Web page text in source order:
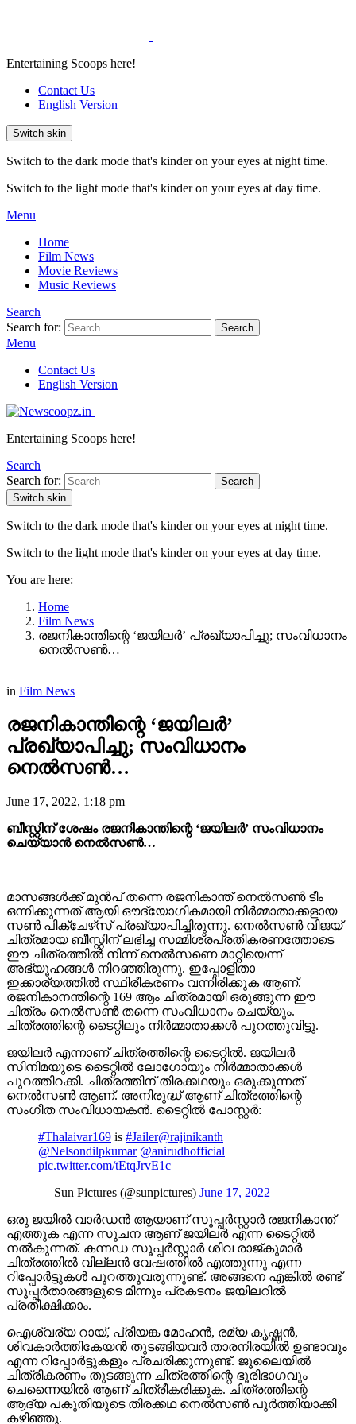
Entertaining Scoops here!
Contact Us
English Version
Switch skin
Switch to the dark mode that's kinder on your eyes at night time.
Switch to the light mode that's kinder on your eyes at day time.
Menu
Home
Film News
Movie Reviews
Music Reviews
Search
Search for:
Search
Menu
Contact Us
English Version
Entertaining Scoops here!
Search
Search for:
Search
Switch skin
Switch to the dark mode that's kinder on your eyes at night time.
Switch to the light mode that's kinder on your eyes at day time.
You are here:
Home
Film News
രജനികാന്തിന്റെ ‘ജയിലർ’ പ്രഖ്യാപിച്ചു; സംവിധാനം
നെൽസൺ…
in Film News
രജനികാന്തിന്റെ ‘ജയിലർ’
പ്രഖ്യാപിച്ചു; സംവിധാനം
നെൽസൺ…
June 17, 2022, 1:18 pm
ബീസ്റ്റിന് ശേഷം രജനികാന്തിന്റെ ‘ജയിലർ’ സംവിധാനം
ചെയ്യാൻ നെൽസൺ…
മാസങ്ങൾക്ക് മുൻപ് തന്നെ രജനികാന്ത് നെൽസൺ ടീം
ഒന്നിക്കുന്നത് ആയി ഔദ്യോഗികമായി നിർമ്മാതാക്കളായ
സൺ പിക്‌ചേഴ്‌സ് പ്രഖ്യാപിച്ചിരുന്നു. നെൽസൺ വിജയ്
ചിത്രമായ ബീസ്റ്റിന് ലഭിച്ച സമ്മിശ്രപ്രതികരണത്തോടെ
ഈ ചിത്രത്തിൽ നിന്ന് നെൽസണെ മാറ്റിയെന്ന്
അഭ്യൂഹങ്ങൾ നിറഞ്ഞിരുന്നു. ഇപ്പോളിതാ
ഇക്കാര്യത്തിൽ സ്ഥിരീകരണം വന്നിരിക്കുക ആണ്.
രജനികാനന്തിന്റെ 169 ആം ചിത്രമായി ഒരുങ്ങുന്ന ഈ
ചിത്രം നെൽസൺ തന്നെ സംവിധാനം ചെയ്യും.
ചിത്രത്തിന്റെ ടൈറ്റിലും നിർമ്മാതാക്കൾ പുറത്തുവിട്ടു.
ജയിലർ എന്നാണ് ചിത്രത്തിന്റെ ടൈറ്റിൽ. ജയിലർ
സിനിമയുടെ ടൈറ്റിൽ ലോഗോയും നിർമ്മാതാക്കൾ
പുറത്തിറക്കി. ചിത്രത്തിന് തിരക്കഥയും ഒരുക്കുന്നത്
നെൽസൺ ആണ്. അനിരുദ്ധ് ആണ് ചിത്രത്തിന്റെ
സംഗീത സംവിധായകൻ. ടൈറ്റിൽ പോസ്റ്റർ:
#Thalaivar169 is #Jailer@rajinikanth
@Nelsondilpkumar @anirudhofficial
pic.twitter.com/tEtqJrvE1c
— Sun Pictures (@sunpictures) June 17, 2022
ഒരു ജയിൽ വാർഡൻ ആയാണ് സൂപ്പർസ്റ്റാർ രജനികാന്ത്
എത്തുക എന്ന സൂചന ആണ് ജയിലർ എന്ന ടൈറ്റിൽ
നൽകുന്നത്. കന്നഡ സൂപ്പർസ്റ്റാർ ശിവ രാജ്കുമാർ
ചിത്രത്തിൽ വില്ലൻ വേഷത്തിൽ എത്തുന്നു എന്ന
റിപ്പോർട്ടുകൾ പുറത്തുവരുന്നുണ്ട്. അങ്ങനെ എങ്കിൽ രണ്ട്
സൂപ്പർതാരങ്ങളുടെ മിന്നും പ്രകടനം ജയിലറിൽ
പ്രതീക്ഷിക്കാം.
ഐശ്വര്യ റായ്, പ്രിയങ്ക മോഹൻ, രമ്യ കൃഷ്ണൻ,
ശിവകാർത്തികേയൻ തുടങ്ങിയവർ താരനിരയിൽ ഉണ്ടാവും
എന്ന റിപ്പോർട്ടുകളും പ്രചരിക്കുന്നുണ്ട്. ജൂലൈയിൽ
ചിത്രീകരണം തുടങ്ങുന്ന ചിത്രത്തിന്റെ ഭൂരിഭാഗവും
ചെന്നൈയിൽ ആണ് ചിത്രീകരിക്കുക. ചിത്രത്തിന്റെ
ആദ്യ പകുതിയുടെ തിരക്കഥ നെൽസൺ പൂർത്തിയാക്കി
കഴിഞ്ഞു.